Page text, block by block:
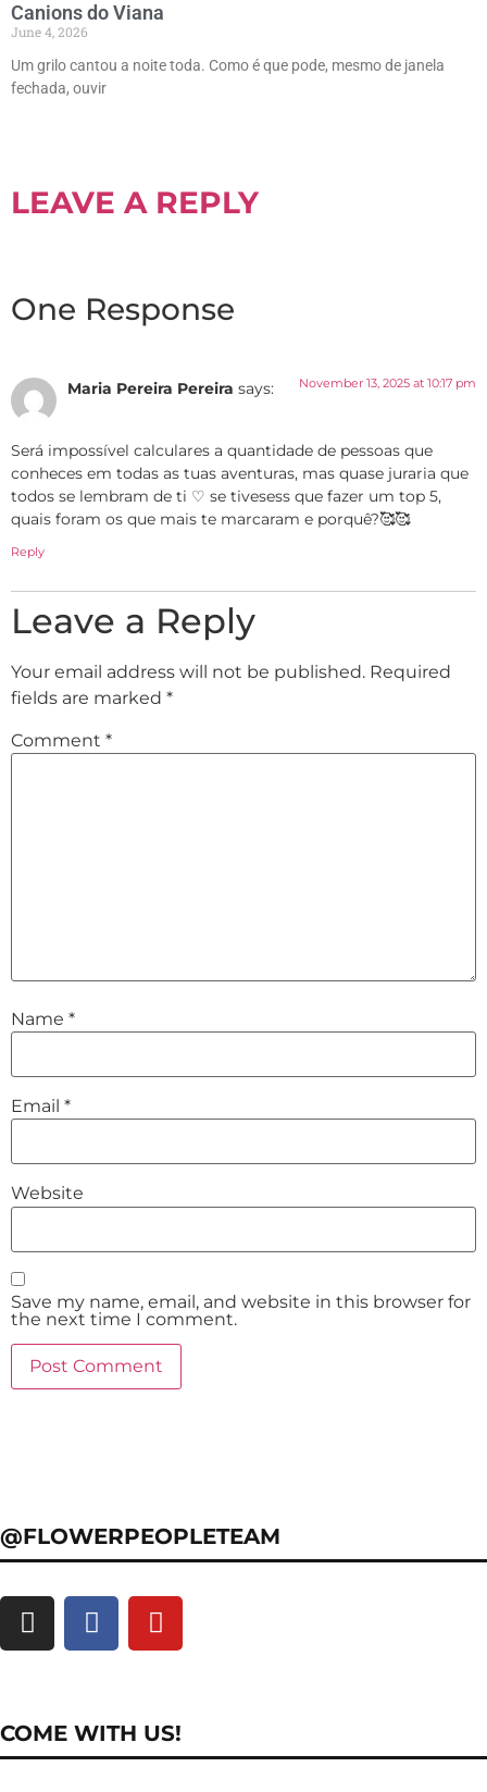
Canions do Viana
June 4, 2026
Um grilo cantou a noite toda. Como é que pode, mesmo de janela
fechada, ouvir
LEAVE A REPLY
One Response
Maria Pereira Pereira says: November 13, 2025 at 10:17 pm
Será impossível calculares a quantidade de pessoas que
conheces em todas as tuas aventuras, mas quase juraria que
todos se lembram de ti ♡ se tivesess que fazer um top 5,
quais foram os que mais te marcaram e porquê?🥰🥰
Reply
Leave a Reply
Your email address will not be published. Required
fields are marked *
Comment *
Name *
Email *
Website
Save my name, email, and website in this browser for
the next time I comment.
@FLOWERPEOPLETEAM
COME WITH US!